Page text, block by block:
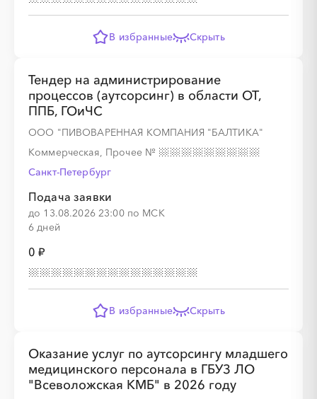
В избранные Скрыть
Тендер на администрирование
процессов (аутсорсинг) в области ОТ,
ППБ, ГОиЧС
ООО "ПИВОВАРЕННАЯ КОМПАНИЯ "БАЛТИКА"
Коммерческая, Прочее №
Санкт-Петербург
Подача заявки
до 13.08.2026 23:00 по МСК
6 дней
0 ₽
В избранные Скрыть
Оказание услуг по аутсорсингу младшего
медицинского персонала в ГБУЗ ЛО
"Всеволожская КМБ" в 2026 году